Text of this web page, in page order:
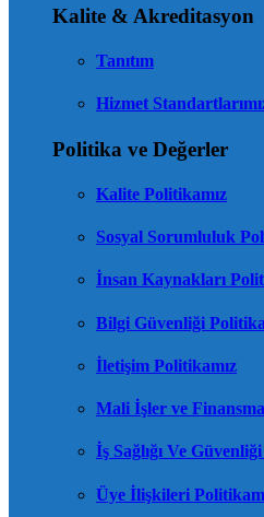
Kalite & Akreditasyon
Tanıtım
Hizmet
Politika ve Değerler
Kalite Politikamız
Sosyal Sorumluluk
İnsan Kaynakları
Bilgi Güvenliği
İletişim Politikamız
Mali İşler ve
İş Sağlığı Ve
Üye İlişkileri